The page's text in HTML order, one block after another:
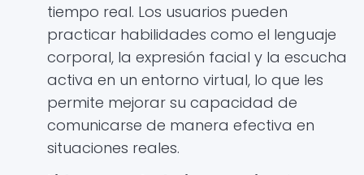
tiempo real. Los usuarios pueden
practicar habilidades como el lenguaje
corporal, la expresión facial y la escucha
activa en un entorno virtual, lo que les
permite mejorar su capacidad de
comunicarse de manera efectiva en
situaciones reales.